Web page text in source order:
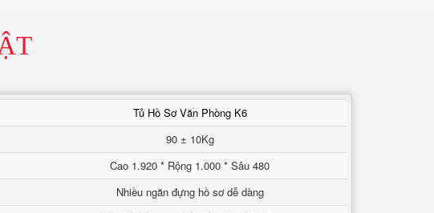
Tủ Hồ Sơ Văn Phòng K6
90 ± 10Kg
Cao 1.920 * Rộng 1.000 * Sâu 480
Nhiều ngăn đựng hồ sơ dễ dàng